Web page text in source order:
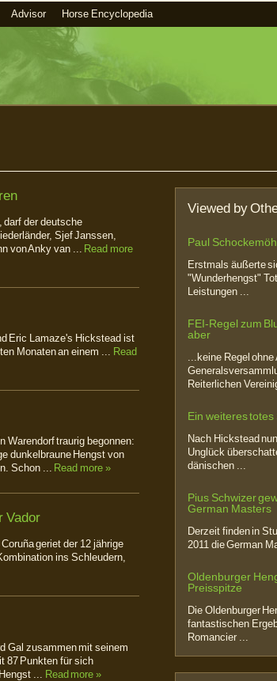
Advisor Horse Encyclopedia
darf der deutsche
Sjef Janssen,
von Anky van ... Read more
Eric Lamaze's Hickstead ist
Monaten an einem ... Read
Warendorf traurig begonnen:
dunkelbraune Hengst von
Schon ... Read more »
Vador
geriet der 12 jährige
ins Schleudern,
Gal zusammen mit seinem
87 Punkten für sich
... Read more »
Viewed by
Paul
Erstmals äußerte
"Wunderhengst"
Leistungen ...
FEI-Regel zum
aber
...keine Regel
Reiterlichen
Ein weiteres
Nach Hickstead
Unglück
dänischen ...
Pius Schwizer
German Masters
Derzeit finden in
2011 die German
Oldenburger
Preisspitze
Die Oldenburger
fantastischen
Romancier ...